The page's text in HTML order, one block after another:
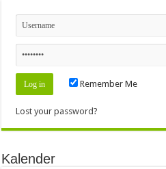
Remember Me
Lost your password?
Kalender